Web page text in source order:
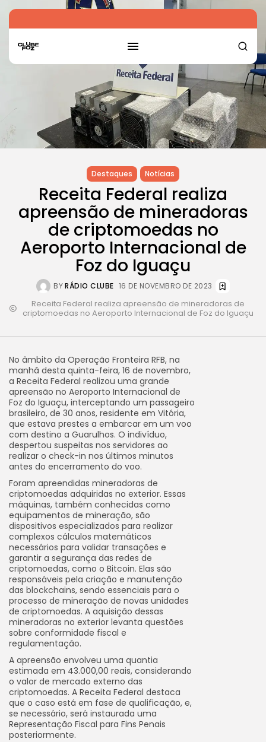
Destaques Notícias
Receita Federal realiza
apreensão de mineradoras
de criptomoedas no
Aeroporto Internacional de
Foz do Iguaçu
BYRÁDIO CLUBE 16 DE NOVEMBRO DE 2023
Receita Federal realiza apreensão de mineradoras de
criptomoedas no Aeroporto Internacional de Foz do Iguaçu
No âmbito da Operação Fronteira RFB, na
manhã desta quinta-feira, 16 de novembro,
a Receita Federal realizou uma grande
apreensão no Aeroporto Internacional de
Foz do Iguaçu, interceptando um passageiro
brasileiro, de 30 anos, residente em Vitória,
que estava prestes a embarcar em um voo
com destino a Guarulhos. O indivíduo,
despertou suspeitas nos servidores ao
realizar o check-in nos últimos minutos
antes do encerramento do voo.
Foram apreendidas mineradoras de
criptomoedas adquiridas no exterior. Essas
máquinas, também conhecidas como
equipamentos de mineração, são
dispositivos especializados para realizar
complexos cálculos matemáticos
necessários para validar transações e
garantir a segurança das redes de
criptomoedas, como o Bitcoin. Elas são
responsáveis pela criação e manutenção
das blockchains, sendo essenciais para o
processo de mineração de novas unidades
de criptomoedas. A aquisição dessas
mineradoras no exterior levanta questões
sobre conformidade fiscal e
regulamentação.
A apreensão envolveu uma quantia
estimada em 43.000,00 reais, considerando
o valor de mercado externo das
criptomoedas. A Receita Federal destaca
que o caso está em fase de qualificação, e,
se necessário, será instaurada uma
Representação Fiscal para Fins Penais
posteriormente.